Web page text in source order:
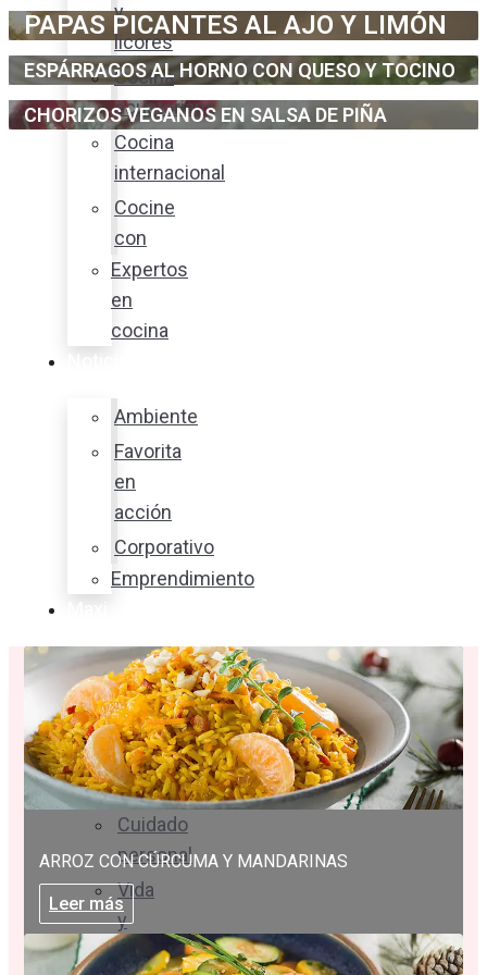
y
licores
Cocina
ecuatoriana
Cocina
internacional
Cocine
con
Expertos
en
cocina
Ambiente
Favorita
en
acción
Corporativo
Emprendimiento
Bienestar
Nutrición
y
salud
Cuidado
personal
Vida
y
familia
PAPAS PICANTES AL AJO Y LIMÓN
ESPÁRRAGOS AL HORNO CON QUESO Y TOCINO
CHORIZOS VEGANOS EN SALSA DE PIÑA
ARROZ CON CÚRCUMA Y MANDARINAS
Leer más